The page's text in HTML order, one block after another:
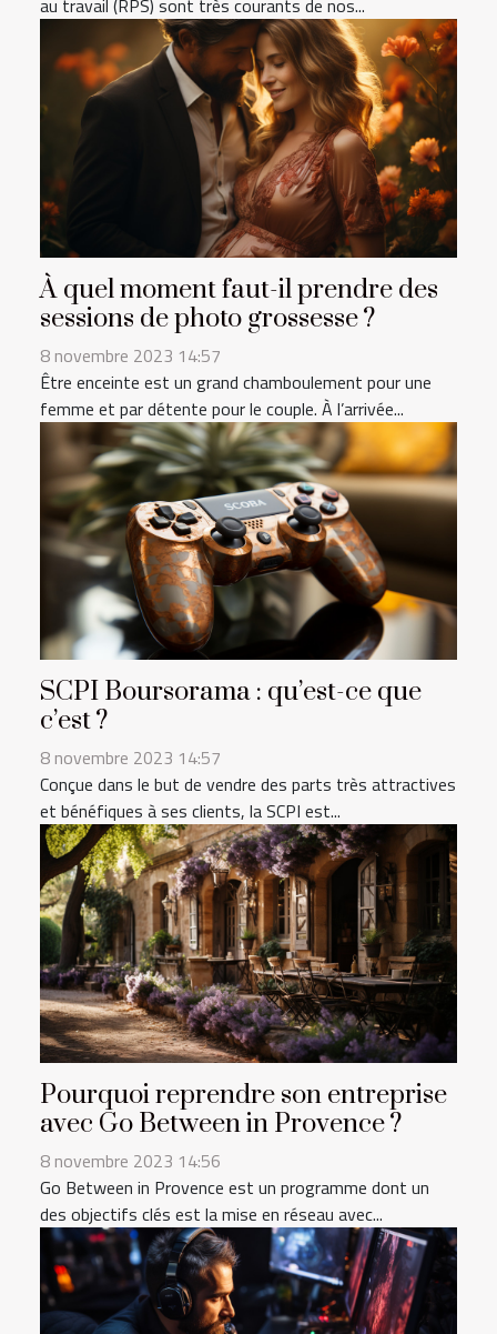
au travail (RPS) sont très courants de nos...
À quel moment faut-il prendre des
sessions de photo grossesse ?
8 novembre 2023 14:57
Être enceinte est un grand chamboulement pour une
femme et par détente pour le couple. À l’arrivée...
SCPI Boursorama : qu’est-ce que
c’est ?
8 novembre 2023 14:57
Conçue dans le but de vendre des parts très attractives
et bénéfiques à ses clients, la SCPI est...
Pourquoi reprendre son entreprise
avec Go Between in Provence ?
8 novembre 2023 14:56
Go Between in Provence est un programme dont un
des objectifs clés est la mise en réseau avec...